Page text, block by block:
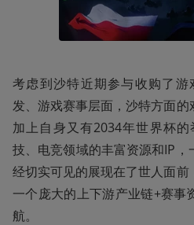
考虑到沙特近期参与收购了游
发、游戏赛事层面，沙特方面的
加上自身又有2034年世界杯
技、电竞领域的丰富资源和IP
经切实可见的展现在了世人面前
一个庞大的上下游产业链+赛事
航。